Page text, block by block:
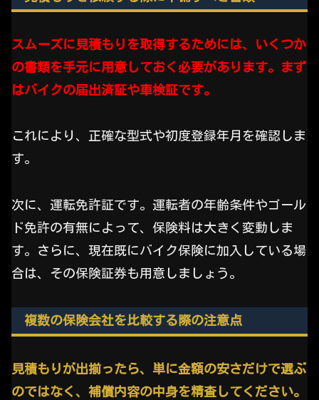
スムーズに見積もりを取得するためには、いくつか
の書類を手元に用意しておく必要があります。まず
はバイクの届出済証や車検証です。
これにより、正確な型式や初度登録年月を確認しま
す。
次に、運転免許証です。運転者の年齢条件やゴール
ド免許の有無によって、保険料は大きく変動しま
す。さらに、現在既にバイク保険に加入している場
合は、その保険証券も用意しましょう。
複数の保険会社を比較する際の注意点
見積もりが出揃ったら、単に金額の安さだけで選ぶ
のではなく、補償内容の中身を精査してください。